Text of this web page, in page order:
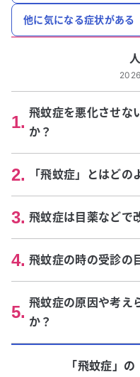
他に気になる症状がある
1. 飛蚊症を悪化させな
か？
2. 「飛蚊症」とはどの
3. 飛蚊症は目薬などで
4. 飛蚊症の時の受診の
5. 飛蚊症の原因や考え
か？
「飛蚊症」 の